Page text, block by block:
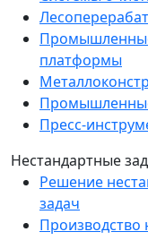
платформы
Пресс-
Нестандартные
Решение
задач
Производство